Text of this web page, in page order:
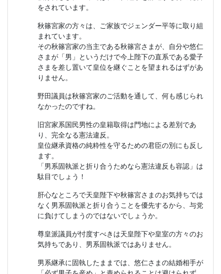
をされています。
秋篠宮家の方々は、ご家族でジェンダー平等に取り組
まれています。
その秋篠宮家の当主である秋篠宮さまが、自分や悠仁
さまが「男」というだけで今上陛下の直系である愛子
さまを差し置いて皇位を継ぐことを望まれるはずがあ
りません。
野田議員は秋篠宮家のご活動を通して、何も感じられ
なかったのですね。
旧宮家系国民男性の皇籍取得は門地による差別であ
り、完全なる憲法違反。
皇位継承資格の純粋性を守るための君臣の別にも反し
ます。
「男系固執派と折り合うためなら憲法違反も容認」は
駄目でしょう！
肝心なところで天皇陛下や秋篠宮さまのお気持ちでは
なく男系固執派と折り合うことを優先するから、与党
に負けてしまうのではないでしょうか。
尊皇派議員が忖度すべきは天皇陛下や皇室の方々のお
気持ちであり、男系固執派ではありません。
男系継承に固執したままでは、悠仁さまの結婚相手が